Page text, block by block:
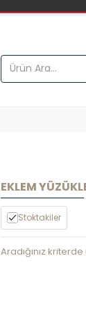
EKLEM
Stoktakiler
Aradığınız